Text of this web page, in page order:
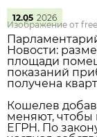
12.05 2026
Изображение от
Новости:
площади
показаний
получена
Кошелев
меняют, чтобы
ЕГРН. По